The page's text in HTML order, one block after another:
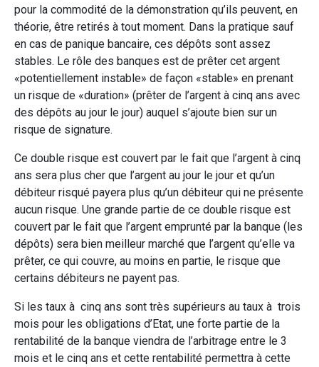
pour la commodité de la démonstration qu’ils peuvent, en
théorie, être retirés à tout moment. Dans la pratique sauf
en cas de panique bancaire, ces dépôts sont assez
stables. Le rôle des banques est de prêter cet argent
«potentiellement instable» de façon «stable» en prenant
un risque de «duration» (prêter de l’argent à cinq ans avec
des dépôts au jour le jour) auquel s’ajoute bien sur un
risque de signature.
Ce double risque est couvert par le fait que l’argent à cinq
ans sera plus cher que l’argent au jour le jour et qu’un
débiteur risqué payera plus qu’un débiteur qui ne présente
aucun risque. Une grande partie de ce double risque est
couvert par le fait que l’argent emprunté par la banque (les
dépôts) sera bien meilleur marché que l’argent qu’elle va
prêter, ce qui couvre, au moins en partie, le risque que
certains débiteurs ne payent pas.
Si les taux à cinq ans sont très supérieurs au taux à trois
mois pour les obligations d’Etat, une forte partie de la
rentabilité de la banque viendra de l’arbitrage entre le 3
mois et le cinq ans et cette rentabilité permettra à cette